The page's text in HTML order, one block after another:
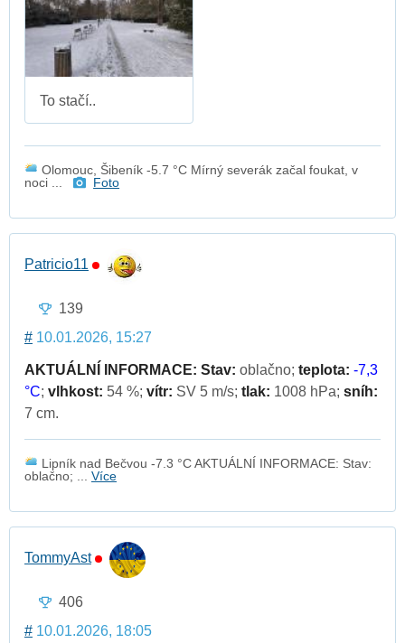
To stačí..
Olomouc, Šibeník -5.7 °C Mírný severák začal foukat, v
noci ...
Foto
Patricio11
139
# 10.01.2026, 15:27
AKTUÁLNÍ INFORMACE: Stav: oblačno; teplota: -7,3
°C; vlhkost: 54 %; vítr: SV 5 m/s; tlak: 1008 hPa; sníh:
7 cm.
Lipník nad Bečvou -7.3 °C AKTUÁLNÍ INFORMACE: Stav:
oblačno; ... Více
TommyAst
406
# 10.01.2026, 18:05